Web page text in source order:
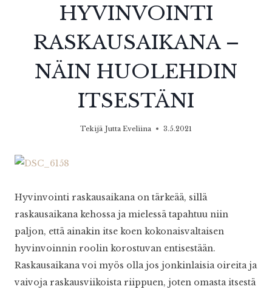
HYVINVOINTI
RASKAUSAIKANA –
NÄIN HUOLEHDIN
ITSESTÄNI
Tekijä Jutta Eveliina 3.5.2021
Hyvinvointi raskausaikana on tärkeää, sillä
raskausaikana kehossa ja mielessä tapahtuu niin
paljon, että ainakin itse koen kokonaisvaltaisen
hyvinvoinnin roolin korostuvan entisestään.
Raskausaikana voi myös olla jos jonkinlaisia oireita ja
vaivoja raskausviikoista riippuen, joten omasta itsestä